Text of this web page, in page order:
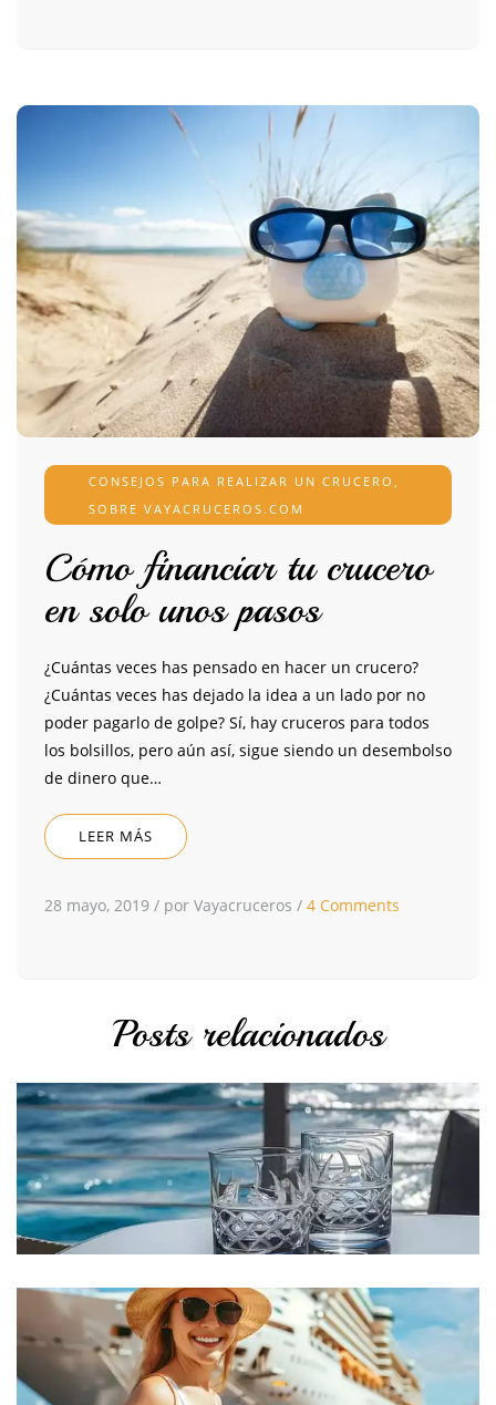
CONSEJOS PARA REALIZAR UN CRUCERO ,
SOBRE VAYACRUCEROS.COM
Cómo financiar tu crucero
en solo unos pasos
¿Cuántas veces has pensado en hacer un crucero?
¿Cuántas veces has dejado la idea a un lado por no
poder pagarlo de golpe? Sí, hay cruceros para todos
los bolsillos, pero aún así, sigue siendo un desembolso
de dinero que…
LEER MÁS
28 mayo, 2019 / por Vayacruceros / 4 Comments
Posts relacionados